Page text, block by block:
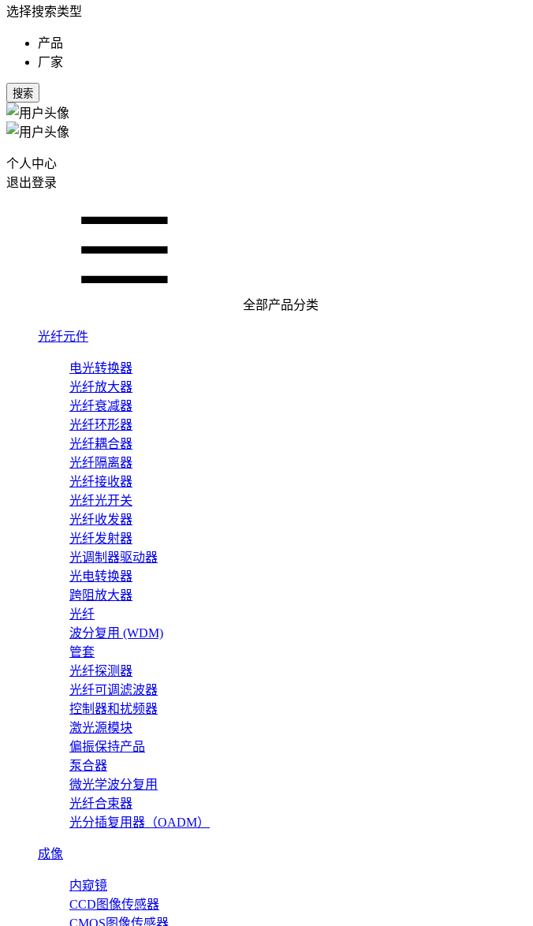
选择搜索类型
产品
厂家
搜索
个人中心
退出登录
全部产品分类
光纤元件
电光转换器
光纤放大器
光纤衰减器
光纤环形器
光纤耦合器
光纤隔离器
光纤接收器
光纤光开关
光纤收发器
光纤发射器
光调制器驱动器
光电转换器
跨阻放大器
光纤
波分复用 (WDM)
管套
光纤探测器
光纤可调滤波器
控制器和扰频器
激光源模块
偏振保持产品
泵合器
微光学波分复用
光纤合束器
光分插复用器（OADM）
成像
内窥镜
CCD图像传感器
CMOS图像传感器